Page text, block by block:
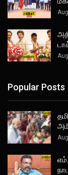
Popular Posts